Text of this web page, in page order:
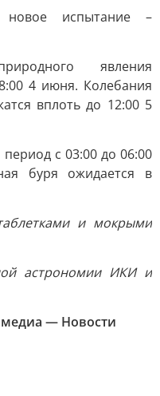
испытание –
явления
4 июня. Колебания
вплоть до 12:00 5
с 03:00 до 06:00
буря ожидается в
и мокрыми
астрономии ИКИ и
— Новости